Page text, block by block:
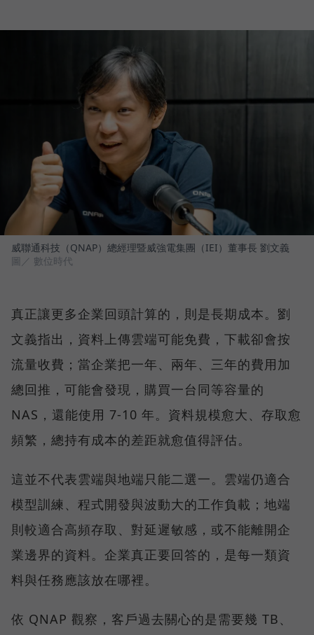
威聯通科技（QNAP）總經理暨威強電集團（IEI）董事長 劉文義
圖／ 數位時代
真正讓更多企業回頭計算的，則是長期成本。劉
文義指出，資料上傳雲端可能免費，下載卻會按
流量收費；當企業把一年、兩年、三年的費用加
總回推，可能會發現，購買一台同等容量的
NAS，還能使用 7-10 年。資料規模愈大、存取愈
頻繁，總持有成本的差距就愈值得評估。
這並不代表雲端與地端只能二選一。雲端仍適合
模型訓練、程式開發與波動大的工作負載；地端
則較適合高頻存取、對延遲敏感，或不能離開企
業邊界的資料。企業真正要回答的，是每一類資
料與任務應該放在哪裡。
依 QNAP 觀察，客戶過去關心的是需要幾 TB、